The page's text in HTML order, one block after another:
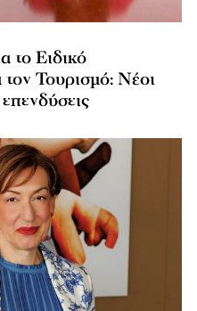
το Ειδικό
Τουρισμό: Νέοι